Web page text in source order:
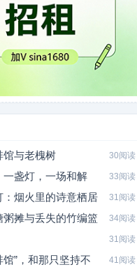
馆与老槐树 30阅读
一盏灯，一场和解 33阅读
：烟火里的诗意栖居 31阅读
粥摊与丢失的竹编篮 34阅读
31阅读
”，和那只坚持不 41阅读